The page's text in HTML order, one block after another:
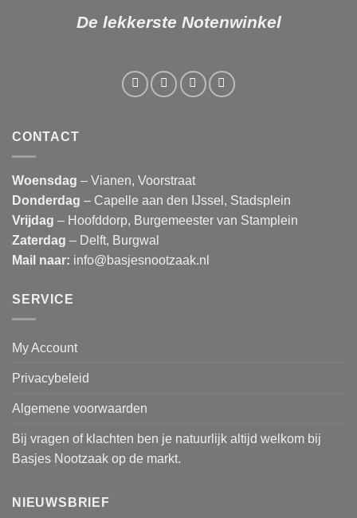
De lekkerste Notenwinkel
CONTACT
Woensdag – Vianen, Voorstraat
Donderdag – Capelle aan den IJssel, Stadsplein
Vrijdag – Hoofddorp, Burgemeester van Stamplein
Zaterdag – Delft, Burgwal
Mail naar: info@basjesnootzaak.nl
SERVICE
My Account
Privacybeleid
Algemene voorwaarden
Bij vragen of klachten ben je natuurlijk altijd welkom bij
Basjes Nootzaak op de markt.
NIEUWSBRIEF